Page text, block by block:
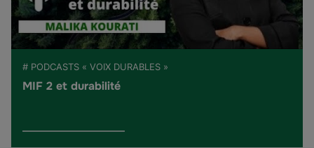
# PODCASTS « VOIX DURABLES »
MIF 2 et durabilité